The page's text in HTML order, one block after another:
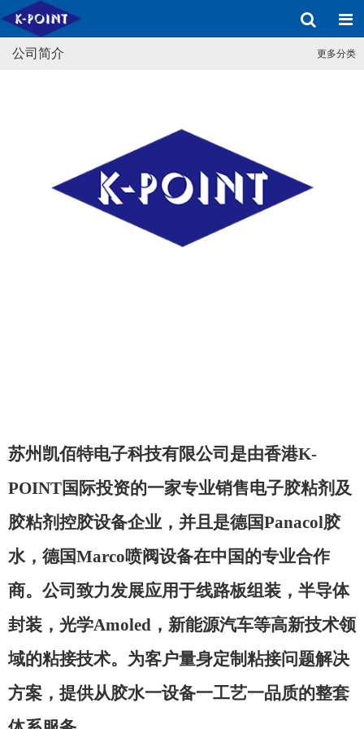
更多分类
公司简介
苏州凯佰特电子科技有限公司是由香港K-
POINT国际投资的一家专业销售电子胶粘剂及
胶粘剂控胶设备企业，并且是德国Panacol胶
水，德国Marco喷阀设备在中国的专业合作
商。公司致力发展应用于线路板组装，半导体
封装，光学Amoled，新能源汽车等高新技术领
域的粘接技术。为客户量身定制粘接问题解决
方案，提供从胶水一设备一工艺一品质的整套